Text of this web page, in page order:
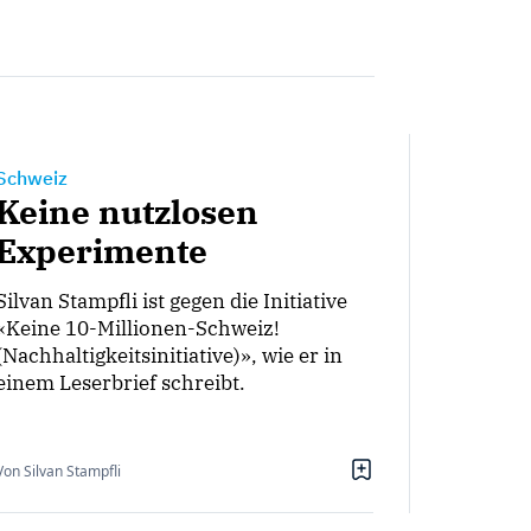
nutzlosen
Stampfli ist gegen die Initiative
10-Millionen-Schweiz!
wie er in
Leserbrief schreibt.
Silvan Stampfli